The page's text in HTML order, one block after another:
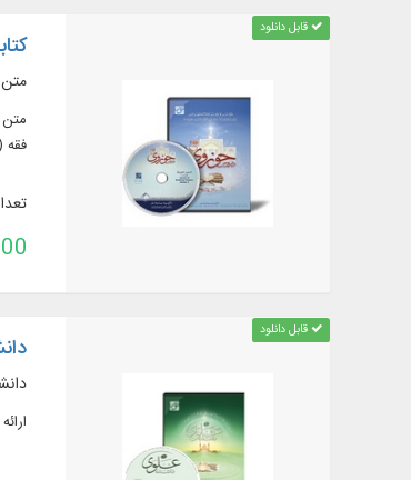
قابل دانلود
متن کامل 655 عنوان
فقه (58)، اصول
قابل دانلود
ارائه متن کامل